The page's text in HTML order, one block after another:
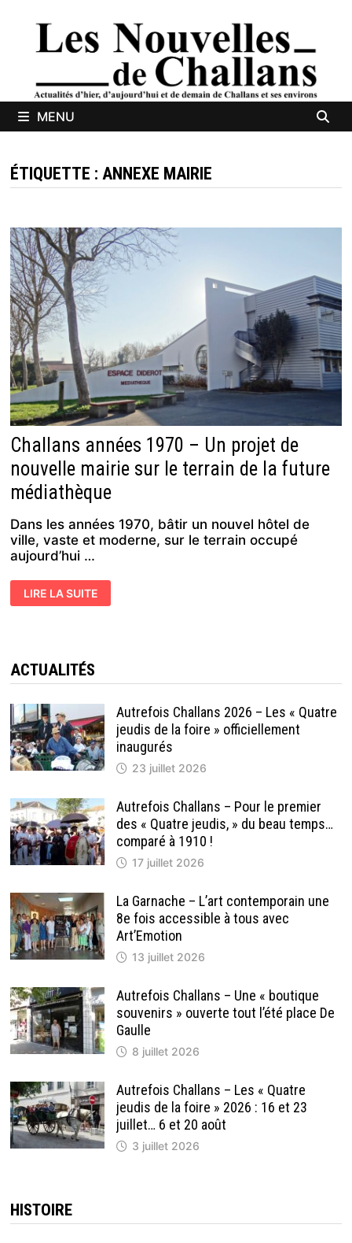
MENU
ÉTIQUETTE : ANNEXE MAIRIE
Challans années 1970 – Un projet de
nouvelle mairie sur le terrain de la future
médiathèque
Dans les années 1970, bâtir un nouvel hôtel de
ville, vaste et moderne, sur le terrain occupé
aujourd’hui …
CHALLANS
ANNÉES
NOUVELLE
MAIRIE
SUR
TERRAIN
DE
LA
FUTURE
MÉDIATHÈQUE
LIRE LA SUITE
ACTUALITÉS
Autrefois Challans 2026 – Les « Quatre
jeudis de la foire » officiellement
inaugurés
23 juillet 2026
Autrefois Challans – Pour le premier
des « Quatre jeudis, » du beau temps…
comparé à 1910 !
17 juillet 2026
La Garnache – L’art contemporain une
8e fois accessible à tous avec
Art’Emotion
13 juillet 2026
Autrefois Challans – Une « boutique
souvenirs » ouverte tout l’été place De
Gaulle
8 juillet 2026
Autrefois Challans – Les « Quatre
jeudis de la foire » 2026 : 16 et 23
juillet… 6 et 20 août
3 juillet 2026
HISTOIRE